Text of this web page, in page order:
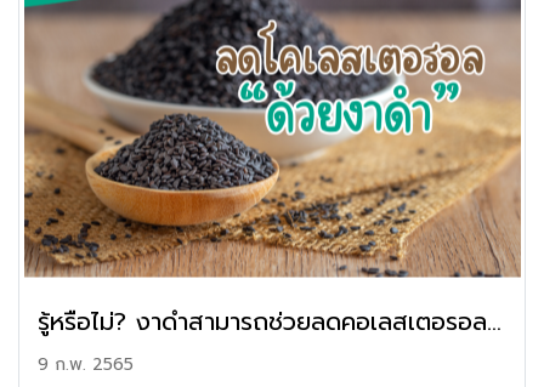
รู้หรือไม่? งาดำสามารถช่วยลดคอเลสเตอรอล
ได้
9 ก.พ. 2565